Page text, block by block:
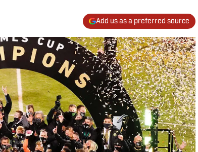
Add us as a preferred source